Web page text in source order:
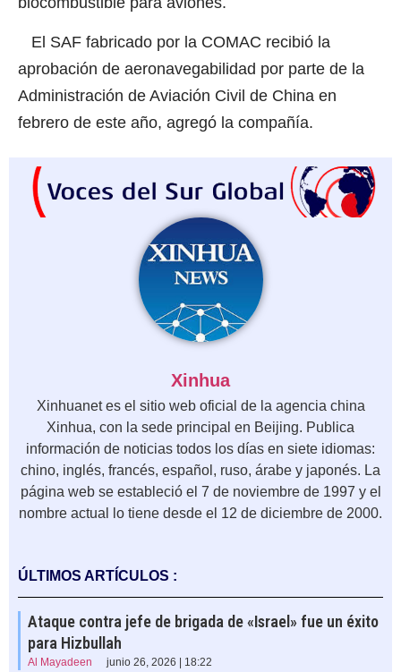
El SAF fabricado por la COMAC recibió la
aprobación de aeronavegabilidad por parte de la
Administración de Aviación Civil de China en
febrero de este año, agregó la compañía.
Xinhua
Xinhuanet es el sitio web oficial de la agencia china
Xinhua, con la sede principal en Beijing. Publica
información de noticias todos los días en siete idiomas:
chino, inglés, francés, español, ruso, árabe y japonés. La
página web se estableció el 7 de noviembre de 1997 y el
nombre actual lo tiene desde el 12 de diciembre de 2000.
ÚLTIMOS ARTÍCULOS :
Ataque contra jefe de brigada de «Israel» fue un éxito
para Hizbullah
Al Mayadeen junio 26, 2026 | 18:22